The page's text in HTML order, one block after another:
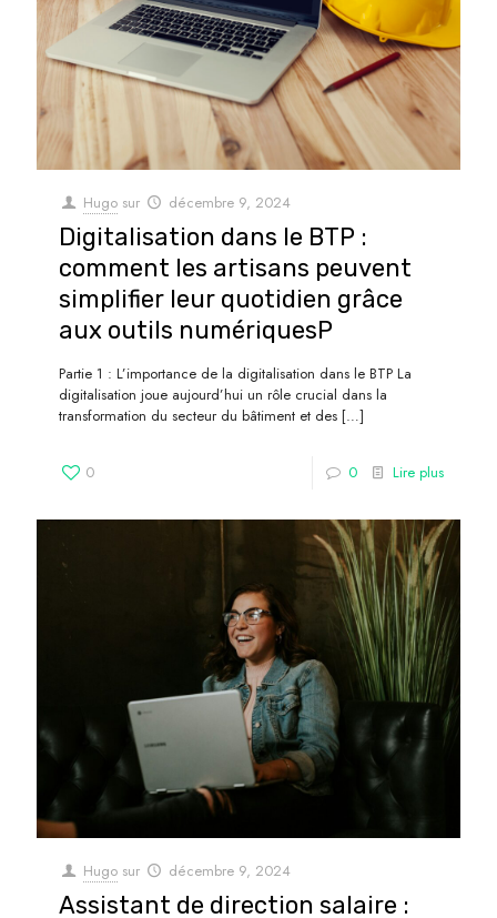
Hugo sur décembre 9, 2024
Digitalisation dans le BTP :
comment les artisans peuvent
simplifier leur quotidien grâce
aux outils numériquesP
Partie 1 : L’importance de la digitalisation dans le BTP La
digitalisation joue aujourd’hui un rôle crucial dans la
transformation du secteur du bâtiment et des […]
0 0 Lire plus
Hugo sur décembre 9, 2024
Assistant de direction salaire :